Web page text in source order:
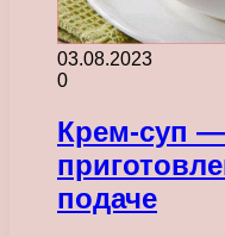
03.08.2023
0
Крем-суп
подаче